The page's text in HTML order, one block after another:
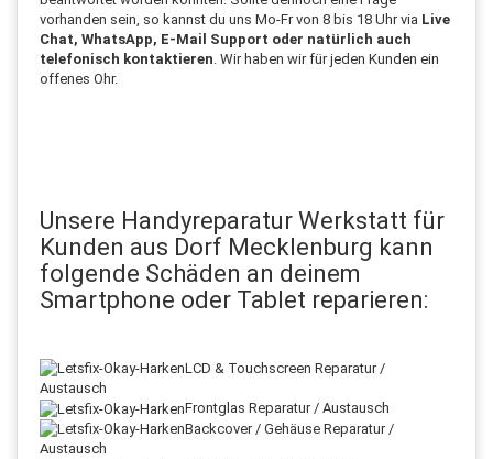
vorhanden sein, so kannst du uns Mo-Fr von 8 bis 18 Uhr via Live
Chat, WhatsApp, E-Mail Support oder natürlich auch
telefonisch kontaktieren . Wir haben wir für jeden Kunden ein
offenes Ohr.
Unsere Handyreparatur Werkstatt für
Kunden aus Dorf Mecklenburg kann
folgende Schäden an deinem
Smartphone oder Tablet reparieren:
LCD & Touchscreen Reparatur /
Austausch
Frontglas Reparatur / Austausch
Backcover / Gehäuse Reparatur /
Austausch